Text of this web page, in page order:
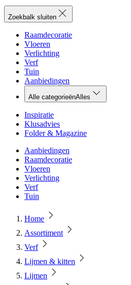
Zoekbalk sluiten
Raamdecoratie
Vloeren
Verlichting
Verf
Tuin
Aanbiedingen
Alle categorieënAlles
Inspiratie
Klusadvies
Folder & Magazine
Aanbiedingen
Raamdecoratie
Vloeren
Verlichting
Verf
Tuin
Home
Assortiment
Verf
Lijmen & kitten
Lijmen